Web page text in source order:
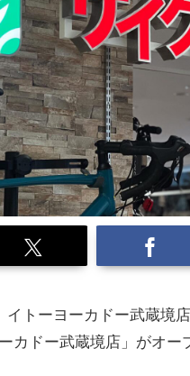
イトーヨーカドー武蔵境
カドー武蔵境店」がオー